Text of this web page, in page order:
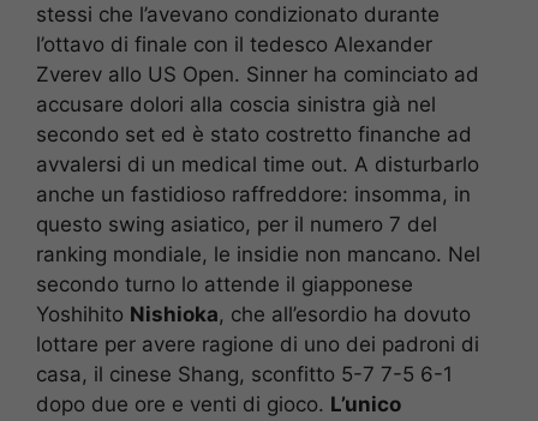
stessi che l’avevano condizionato durante
l’ottavo di finale con il tedesco Alexander
Zverev allo US Open. Sinner ha cominciato ad
accusare dolori alla coscia sinistra già nel
secondo set ed è stato costretto finanche ad
avvalersi di un medical time out. A disturbarlo
anche un fastidioso raffreddore: insomma, in
questo swing asiatico, per il numero 7 del
ranking mondiale, le insidie non mancano. Nel
secondo turno lo attende il giapponese
Yoshihito Nishioka, che all’esordio ha dovuto
lottare per avere ragione di uno dei padroni di
casa, il cinese Shang, sconfitto 5-7 7-5 6-1
dopo due ore e venti di gioco. L’unico